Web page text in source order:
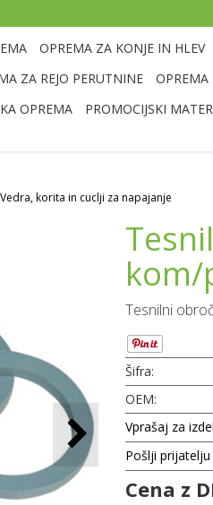
OPREMA ZA KONJE IN HLEV
ZA REJO PERUTNINE OPREMA
OPREMA PROMOCIJSKI
Vedra, korita in cuclji za napajanje
kom/
Tesnilni
Šifra:
OEM:
Vprašaj za
Pošlji prijatelju
Cena z